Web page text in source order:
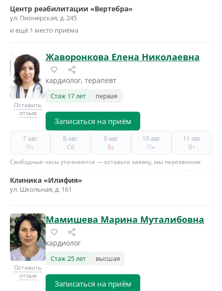
Центр реабилитации «Вертебра»
ул. Пионерская, д. 245
и ещё 1 место приёма
Оставить
отзыв
Жаворонкова Елена Николаевна
кардиолог, терапевт
Стаж 17 лет первая
Записаться на приём
7 авг
Пт
8 авг
Сб
9 авг
Вс
10 авг
Пн
11 авг
Вт
Свободные часы уточняются — оставьте заявку, мы перезвоним
Клиника «Илифия»
ул. Школьная, д. 161
Оставить
отзыв
Мамишева Марина Муталибовна
кардиолог
Стаж 25 лет высшая
Записаться на приём